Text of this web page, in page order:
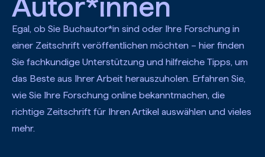
Egal, ob Sie Buchautor*in sind oder Ihre Forschung in
einer Zeitschrift veröffentlichen möchten – hier finden
Sie fachkundige Unterstützung und hilfreiche Tipps, um
das Beste aus Ihrer Arbeit herauszuholen. Erfahren Sie,
wie Sie Ihre Forschung online bekanntmachen, die
richtige Zeitschrift für Ihren Artikel auswählen und vieles
mehr.